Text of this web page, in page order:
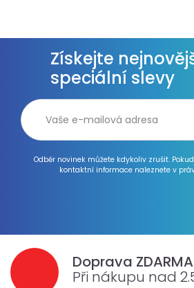
Získejte
speciální slevy
Odběr novinek můžete kdykoliv zrušit.
kontaktní informace naleznete v
Doprava ZDARMA
Při nákupu nad